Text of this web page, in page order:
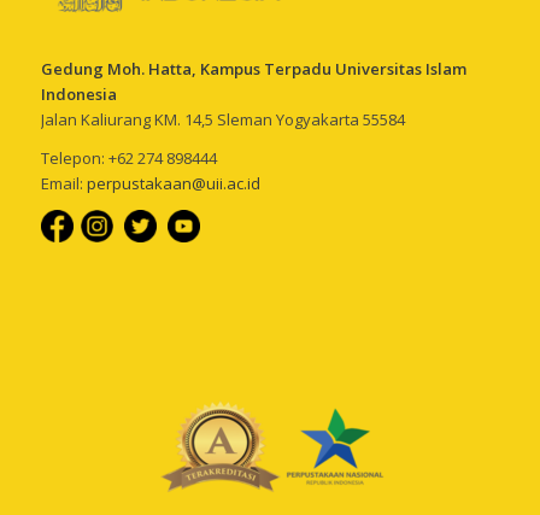
Gedung Moh. Hatta, Kampus Terpadu Universitas Islam
Indonesia
Jalan Kaliurang KM. 14,5 Sleman Yogyakarta 55584
Telepon: +62 274 898444
Email: perpustakaan@uii.ac.id